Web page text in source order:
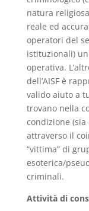
natura
reale ed
operatori del
istituzionali)
operativa.
dell’AISF è
valido aiuto a
trovano nella
condizione
attraverso il
“vittima” di
esoterica/
criminali.
Attività di